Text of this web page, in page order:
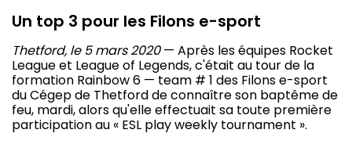
Un top 3 pour les Filons e-sport
Thetford, le 5 mars 2020— Après les équipes Rocket
League et League of Legends, c'était au tour de la
formation Rainbow 6 — team # 1 des Filons e-sport
du Cégep de Thetford de connaître son baptême de
feu, mardi, alors qu'elle effectuait sa toute première
participation au « ESL play weekly tournament ».